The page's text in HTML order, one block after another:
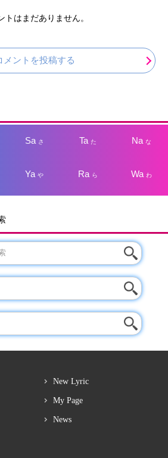
トはまだありません。
メントを投稿する
Sa さ Taた Na な
Yaや Ra ら Wa わ
New Lyric
My Page
News